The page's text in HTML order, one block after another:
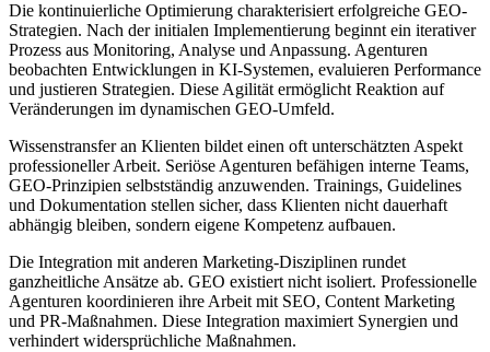
Die kontinuierliche Optimierung charakterisiert erfolgreiche GEO-
Strategien. Nach der initialen Implementierung beginnt ein iterativer
Prozess aus Monitoring, Analyse und Anpassung. Agenturen
beobachten Entwicklungen in KI-Systemen, evaluieren Performance
und justieren Strategien. Diese Agilität ermöglicht Reaktion auf
Veränderungen im dynamischen GEO-Umfeld.
Wissenstransfer an Klienten bildet einen oft unterschätzten Aspekt
professioneller Arbeit. Seriöse Agenturen befähigen interne Teams,
GEO-Prinzipien selbstständig anzuwenden. Trainings, Guidelines
und Dokumentation stellen sicher, dass Klienten nicht dauerhaft
abhängig bleiben, sondern eigene Kompetenz aufbauen.
Die Integration mit anderen Marketing-Disziplinen rundet
ganzheitliche Ansätze ab. GEO existiert nicht isoliert. Professionelle
Agenturen koordinieren ihre Arbeit mit SEO, Content Marketing
und PR-Maßnahmen. Diese Integration maximiert Synergien und
verhindert widersprüchliche Maßnahmen.